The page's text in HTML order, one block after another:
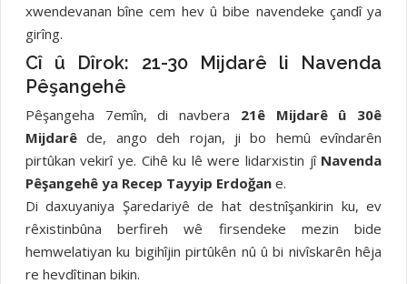
xwendevanan bîne cem hev û bibe navendeke çandî ya
girîng.
Cî û Dîrok: 21-30 Mijdarê li Navenda
Pêşangehê
Pêşangeha 7emîn, di navbera 21ê Mijdarê û 30ê
Mijdarêde, ango deh rojan, ji bo hemû evîndarên
pirtûkan vekirî ye. Cihê ku lê were lidarxistin jî Navenda
Pêşangehê ya Recep Tayyip Erdoğane.
Di daxuyaniya Şaredariyê de hat destnîşankirin ku, ev
rêxistinbûna berfireh wê firsendeke mezin bide
hemwelatiyan ku bigihîjin pirtûkên nû û bi nivîskarên hêja
re hevdîtinan bikin.